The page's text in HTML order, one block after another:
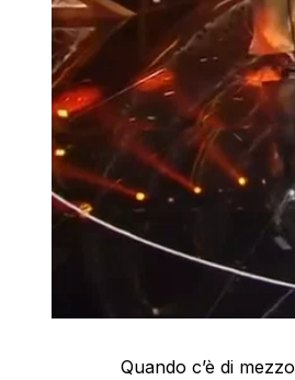
Quando c’è di mezzo